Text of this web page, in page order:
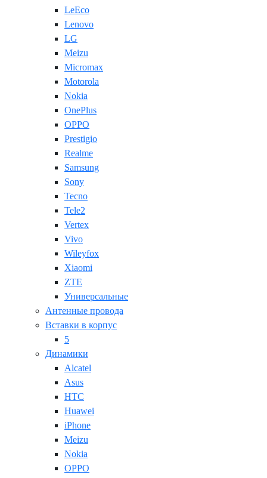
LeEco
Lenovo
LG
Meizu
Micromax
Motorola
Nokia
OnePlus
OPPO
Prestigio
Realme
Samsung
Sony
Tecno
Tele2
Vertex
Vivo
Wileyfox
Xiaomi
ZTE
Универсальные
Антенные провода
Вставки в корпус
5
Динамики
Alcatel
Asus
HTC
Huawei
iPhone
Meizu
Nokia
OPPO